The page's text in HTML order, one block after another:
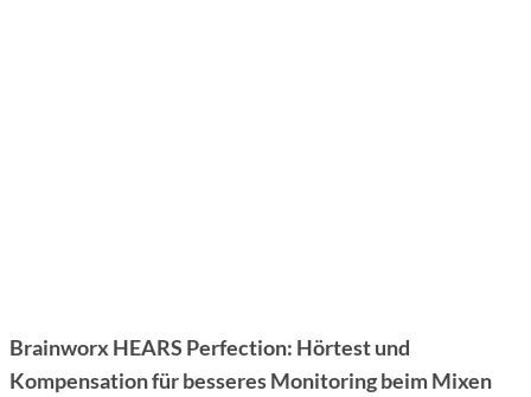
Brainworx HEARS Perfection: Hörtest und
Kompensation für besseres Monitoring beim Mixen